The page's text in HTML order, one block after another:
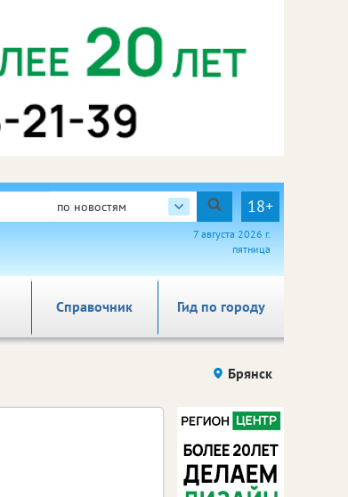
по новостям 18+
7 августа 2026 г.
пятница
Справочник Гид по городу
Брянск